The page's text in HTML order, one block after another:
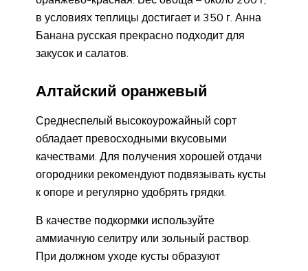
в условиях теплицы достигает и 350 г. Анна
Банана русская прекрасно подходит для
закусок и салатов.
Алтайский оранжевый
Среднеспелый высокоурожайный сорт
обладает превосходными вкусовыми
качествами. Для получения хорошей отдачи
огородники рекомендуют подвязывать кусты
к опоре и регулярно удобрять грядки.
В качестве подкормки используйте
аммиачную селитру или зольный раствор.
При должном уходе кусты образуют